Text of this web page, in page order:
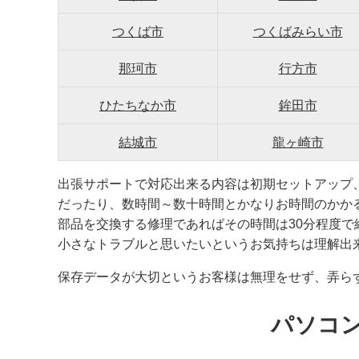
つくば市 つくばみらい市
那珂市 行方市
ひたちなか市 鉾田市
結城市 龍ヶ崎市
出張サポートで対応出来る内容は初期セットアッ
だったり、数時間～数十時間とかなりお時間のかか
部品を交換する修理であればその時間は30分程度
小さなトラブルと思いたいというお気持ちは理解
保存データが大切というお客様は無理をせず、弄
パソコ